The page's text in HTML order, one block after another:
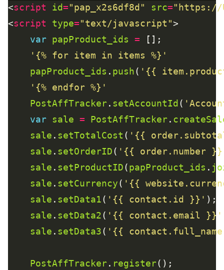
<script id="pap_x2s6df8d" src="https://
<script type="text/javascript"
var papProduct_ids =
'{% for item in items %}'
papProduct_ids . push( '{{
'{% endfor %}'
PostAffTracker. setAccountId(
var sale = PostAffTracker.
sale . setTotalCost ( '{{
sale . setOrderID( '{{ order.number
sale . setProductID(papProduct_ids .
sale . setCurrency( '{{
sale . setData1( '{{ contact.id }}'
sale . setData2( '{{ contact.email }}'
sale . setData3( '{{
PostAffTracker. register